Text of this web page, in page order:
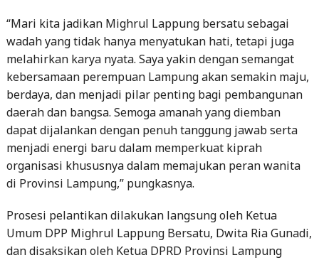
“Mari kita jadikan Mighrul Lappung bersatu sebagai
wadah yang tidak hanya menyatukan hati, tetapi juga
melahirkan karya nyata. Saya yakin dengan semangat
kebersamaan perempuan Lampung akan semakin maju,
berdaya, dan menjadi pilar penting bagi pembangunan
daerah dan bangsa. Semoga amanah yang diemban
dapat dijalankan dengan penuh tanggung jawab serta
menjadi energi baru dalam memperkuat kiprah
organisasi khususnya dalam memajukan peran wanita
di Provinsi Lampung,” pungkasnya.
Prosesi pelantikan dilakukan langsung oleh Ketua
Umum DPP Mighrul Lappung Bersatu, Dwita Ria Gunadi,
dan disaksikan oleh Ketua DPRD Provinsi Lampung